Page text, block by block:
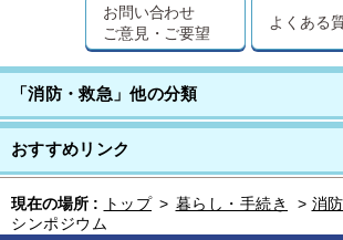
お問い合わせ
ご意見・ご要望
よくある
「消防・救急」他の分類
おすすめリンク
現在の場所 : トップ > 暮らし・手続き > 消
シンポジウム